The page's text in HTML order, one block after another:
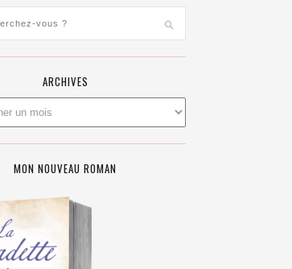
ARCHIVES
MON NOUVEAU ROMAN